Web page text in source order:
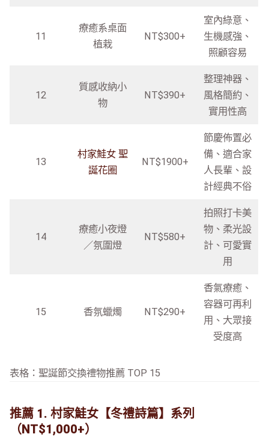
11
療癒系桌面
植栽
NT$300+
室內綠意、
生機感強、
照顧容易
12
質感收納小
物
NT$390+
整理神器、
風格簡約、
實用性高
13
村家鮭女 聖
誕花圈
NT$1900+
節慶佈置必
備、適合家
人長輩、設
計經典不俗
14
療癒小夜燈
／氛圍燈
NT$580+
拍照打卡美
物、柔光設
計、可愛實
用
15 香氛蠟燭 NT$290+
香氣療癒、
容器可再利
用、大眾接
受度高
表格：聖誕節交換禮物推薦 TOP 15
推薦 1. 村家鮭女【冬禮詩篇】系列
（NT$1,000+）